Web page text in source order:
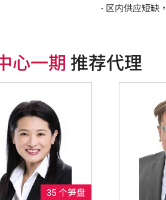
- 区内供应短缺
心一期 推荐代理
35 个笋盘